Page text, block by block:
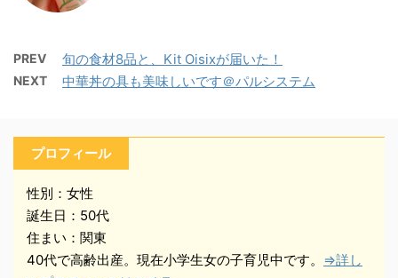
PREV 旬の食材8品と、Kit Oisixが届いた！
NEXT 中華丼の具も美味しいです＠パルシステム
プロフィール
性別：女性
誕生日：50代
住まい：関東
40代で高齢出産。現在小学生女の子育児中です。 ⇒詳し